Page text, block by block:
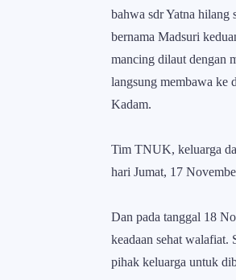
bahwa sdr Yatna hilang
bernama Madsuri
mancing dilaut dengan
langsung membawa ke
Kadam.
Tim TNUK, keluarga
hari Jumat, 17
Dan pada tanggal 18
keadaan sehat walafiat.
pihak keluarga untuk